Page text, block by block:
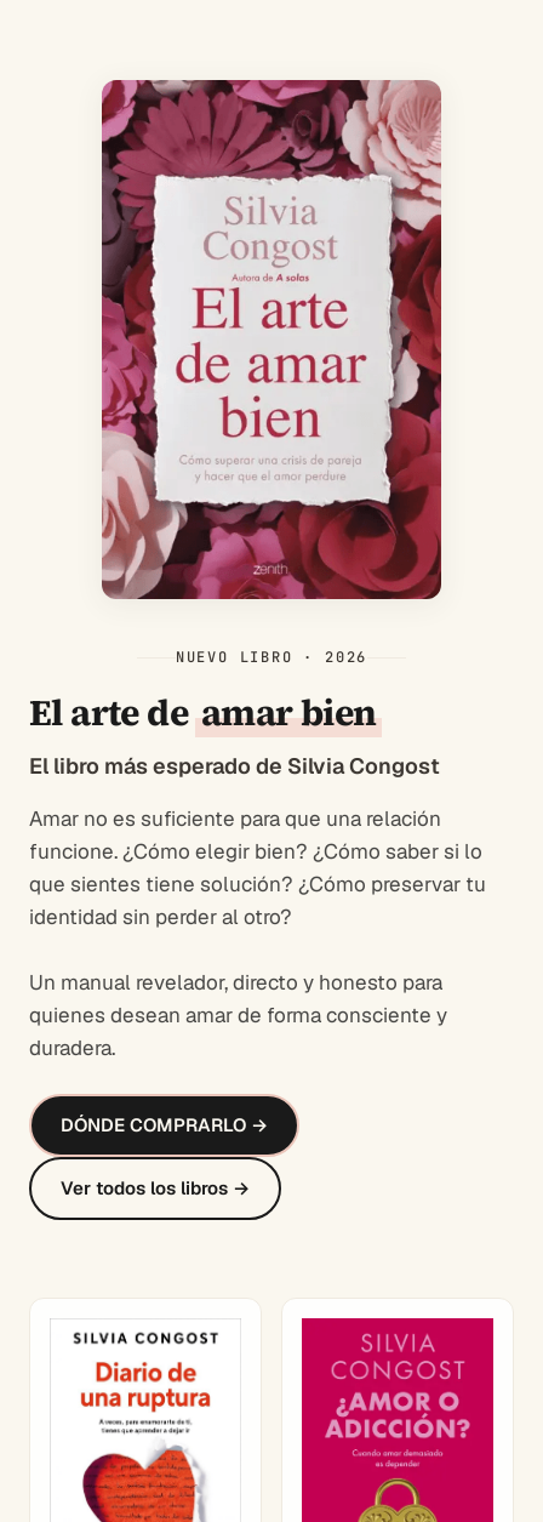
NUEVO LIBRO · 2026
El arte de amar bien
El libro más esperado de Silvia Congost
Amar no es suficiente para que una relación
funcione. ¿Cómo elegir bien? ¿Cómo saber si lo
que sientes tiene solución? ¿Cómo preservar tu
identidad sin perder al otro?
Un manual revelador, directo y honesto para
quienes desean amar de forma consciente y
duradera.
DÓNDE COMPRARLO →
Ver todos los libros →